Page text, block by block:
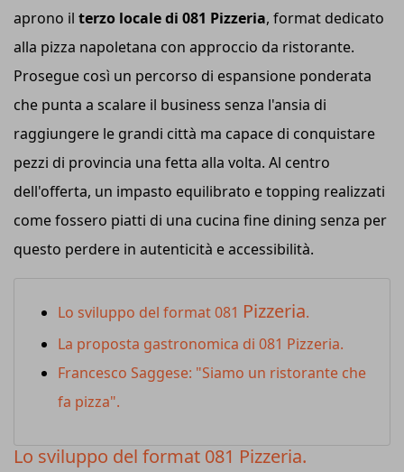
aprono il terzo locale di 081 Pizzeria, format dedicato
alla pizza napoletana con approccio da ristorante.
Prosegue così un percorso di espansione ponderata
che punta a scalare il business senza l'ansia di
raggiungere le grandi città ma capace di conquistare
pezzi di provincia una fetta alla volta. Al centro
dell'offerta, un impasto equilibrato e topping realizzati
come fossero piatti di una cucina fine dining senza per
questo perdere in autenticità e accessibilità.
Lo sviluppo del format 081 Pizzeria.
La proposta gastronomica di 081 Pizzeria.
Francesco Saggese: "Siamo un ristorante che
fa pizza".
Lo sviluppo del format 081 Pizzeria.